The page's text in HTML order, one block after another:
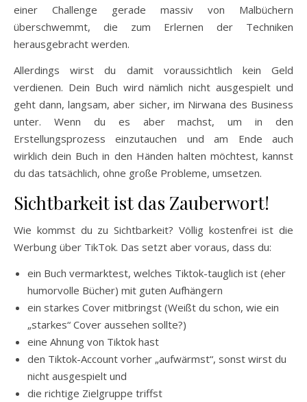
einer Challenge gerade massiv von Malbüchern
überschwemmt, die zum Erlernen der Techniken
herausgebracht werden.
Allerdings wirst du damit voraussichtlich kein Geld
verdienen. Dein Buch wird nämlich nicht ausgespielt und
geht dann, langsam, aber sicher, im Nirwana des Business
unter. Wenn du es aber machst, um in den
Erstellungsprozess einzutauchen und am Ende auch
wirklich dein Buch in den Händen halten möchtest, kannst
du das tatsächlich, ohne große Probleme, umsetzen.
Sichtbarkeit ist das Zauberwort!
Wie kommst du zu Sichtbarkeit? Völlig kostenfrei ist die
Werbung über TikTok. Das setzt aber voraus, dass du:
ein Buch vermarktest, welches Tiktok-tauglich ist (eher
humorvolle Bücher) mit guten Aufhängern
ein starkes Cover mitbringst (Weißt du schon, wie ein
„starkes“ Cover aussehen sollte?)
eine Ahnung von Tiktok hast
den Tiktok-Account vorher „aufwärmst“, sonst wirst du
nicht ausgespielt und
die richtige Zielgruppe triffst